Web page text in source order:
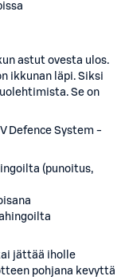
astut ovesta ulos.
ikkunan läpi. Siksi
Se on
Defence System -
(punoitus,
jättää iholle
pohjana kevyttä